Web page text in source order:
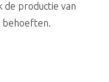
de productie van
behoeften.